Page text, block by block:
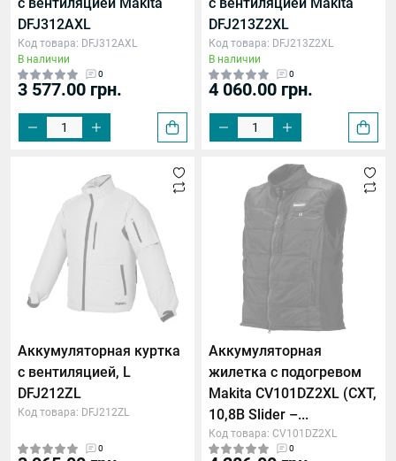
DFJ312AXL
Код товара: DFJ312AXL
В наличии
0
3 577.00 грн.
DFJ213Z2XL
Код товара: DFJ213Z2XL
В наличии
0
4 060.00 грн.
Аккумуляторная куртка
с вентиляцией, L
DFJ212ZL
Код товара: DFJ212ZL
0
Аккумуляторная
жилетка с подогревом
Makita CV101DZ2XL (СXT,
10,8В Slider –...
Код товара: CV101DZ2XL
0